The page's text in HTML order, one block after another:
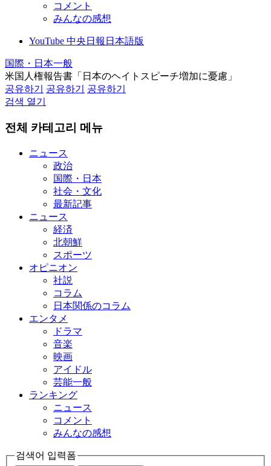
コメント
みんなの感想
YouTube 中央日報日本語版
国際・日本一般
米国人権報告書「日本のヘイトスピーチ増加に憂慮」
공유하기
공유하기
공유하기
검색 열기
전체 카테고리 메뉴
ニュース
政治
国際・日本
社会・文化
最新記事
ニュース
経済
北朝鮮
スポーツ
オピニオン
社説
コラム
日本関係のコラム
エンタメ
ドラマ
音楽
映画
アイドル
芸能一般
ランキング
ニュース
コメント
みんなの感想
검색어 입력폼